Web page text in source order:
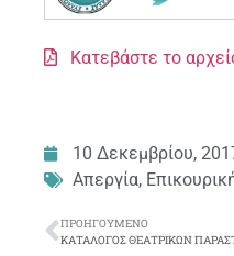
Κατεβάστε το
10 Δεκεμβρίου,
Απεργία,
ΠΡΟΗΓΟΎΜΕΝΟ